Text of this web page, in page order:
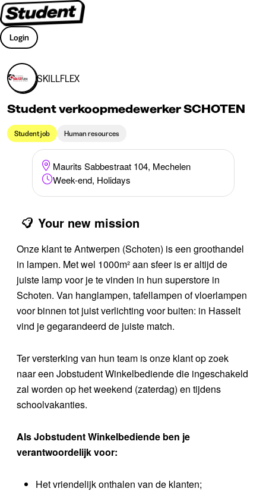
Login
SKILLFLEX
Student verkoopmedewerker SCHOTEN
Student job Human resources
Maurits Sabbestraat 104, Mechelen
Week-end, Holidays
Your new mission
Onze klant te Antwerpen (Schoten) is een groothandel
in lampen. Met wel 1000m² aan sfeer is er altijd de
juiste lamp voor je te vinden in hun superstore in
Schoten. Van hanglampen, tafellampen of vloerlampen
voor binnen tot juist verlichting voor buiten: in Hasselt
vind je gegarandeerd de juiste match.
Ter versterking van hun team is onze klant op zoek
naar een Jobstudent Winkelbediende die ingeschakeld
zal worden op het weekend (zaterdag) en tijdens
schoolvakanties.
Als Jobstudent Winkelbediende ben je
verantwoordelijk voor:
Het vriendelijk onthalen van de klanten;